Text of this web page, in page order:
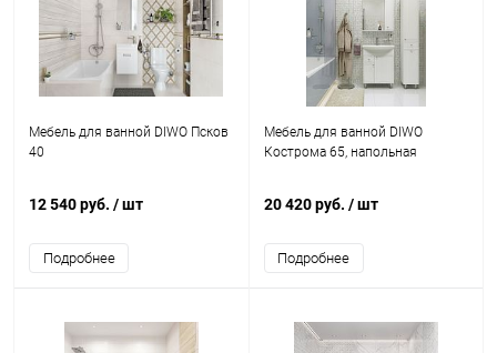
Мебель для ванной DIWO Псков
40
12 540 руб. / шт
Подробнее
Мебель для ванной DIWO
Кострома 65, напольная
20 420 руб. / шт
Подробнее